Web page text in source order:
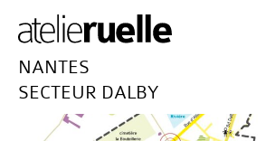
NANTES
SECTEUR DALBY